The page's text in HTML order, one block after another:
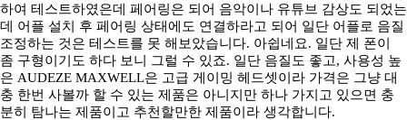
하여 테스트하였은데 페어링은 되어 음악이나 유튜브 감상도 되었는
데 어플 설치 후 페어링 상태에도 연결하라고 되어 일단 어플로 음질
조정하는 것은 테스트를 못 해보았습니다. 아쉽네요. 일단 제 폰이
좀 구형이기도 하다 보니 그럴 수 있죠. 일단 음질도 좋고, 사용성 높
은 AUDEZE MAXWELL은 고급 게이밍 헤드셋이라 가격은 그냥 대
충 한번 사볼까 할 수 있는 제품은 아니지만 하나 가지고 있으면 충
분히 탐나는 제품이고 추천할만한 제품이라 생각합니다.